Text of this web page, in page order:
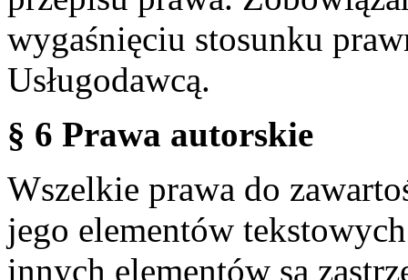
wygaśnięciu stosunku
Usługodawcą.
§ 6 Prawa autorskie
Wszelkie prawa do
jego elementów
innych elementów są